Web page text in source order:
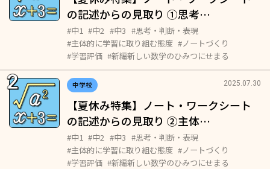
の記述からの見取り ①思考…
#中1 #中2 #中3 #思考・判断・表現
#主体的に学習に取り組む態度 #ノートづくり
#学習評価 #新編新しい数学のひみつにせまる
中学校 2025.07.30
【夏休み特集】ノート・ワークシート
の記述からの見取り ②主体…
#中1 #中2 #中3 #思考・判断・表現
#主体的に学習に取り組む態度 #ノートづくり
#学習評価 #新編新しい数学のひみつにせまる